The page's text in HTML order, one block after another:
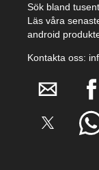
Sök bland
Läs våra
android
Kontakta oss: